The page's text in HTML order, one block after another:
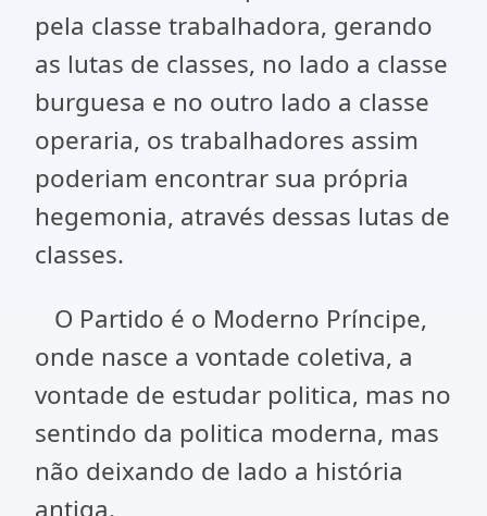
pela classe trabalhadora, gerando
as lutas de classes, no lado a classe
burguesa e no outro lado a classe
operaria, os trabalhadores assim
poderiam encontrar sua própria
hegemonia, através dessas lutas de
classes.
O Partido é o Moderno Príncipe,
onde nasce a vontade coletiva, a
vontade de estudar politica, mas no
sentindo da politica moderna, mas
não deixando de lado a história
antiga.